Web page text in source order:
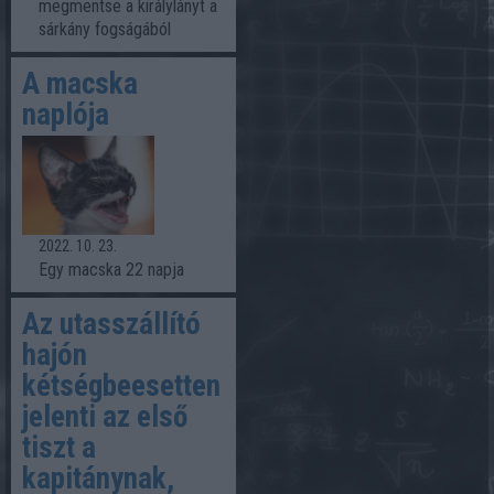
megmentse a királylányt a
sárkány fogságából
A macska
naplója
2022. 10. 23.
Egy macska 22 napja
Az utasszállító
hajón
kétségbeesetten
jelenti az első
tiszt a
kapitánynak,